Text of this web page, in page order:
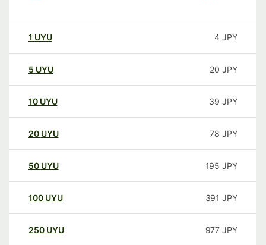
1 UYU 4 JPY
5 UYU 20 JPY
10 UYU 39 JPY
20 UYU 78 JPY
50 UYU 195 JPY
100 UYU 391 JPY
250 UYU 977 JPY